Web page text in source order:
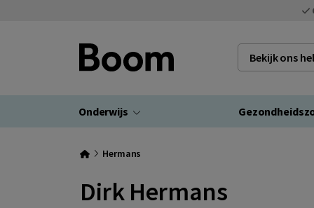
Bekijk ons
Onderwijs
Hermans
Dirk Hermans